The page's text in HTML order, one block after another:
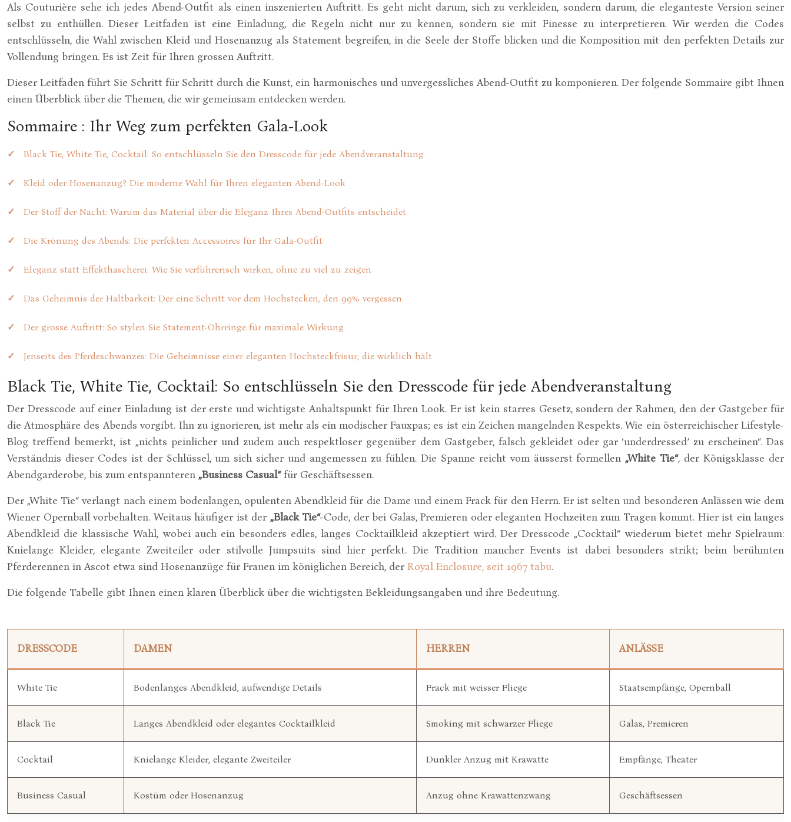
Als Couturière sehe ich jedes Abend-Outfit als einen inszenierten Auftritt. Es geht nicht darum, sich zu verkleiden, sondern darum, die eleganteste Version seiner
selbst zu enthüllen. Dieser Leitfaden ist eine Einladung, die Regeln nicht nur zu kennen, sondern sie mit Finesse zu interpretieren. Wir werden die Codes
entschlüsseln, die Wahl zwischen Kleid und Hosenanzug als Statement begreifen, in die Seele der Stoffe blicken und die Komposition mit den perfekten Details zur
Vollendung bringen. Es ist Zeit für Ihren grossen Auftritt.
Dieser Leitfaden führt Sie Schritt für Schritt durch die Kunst, ein harmonisches und unvergessliches Abend-Outfit zu komponieren. Der folgende Sommaire gibt Ihnen
einen Überblick über die Themen, die wir gemeinsam entdecken werden.
Sommaire : Ihr Weg zum perfekten Gala-Look
Black Tie, White Tie, Cocktail: So entschlüsseln Sie den Dresscode für jede Abendveranstaltung
Kleid oder Hosenanzug? Die moderne Wahl für Ihren eleganten Abend-Look
Der Stoff der Nacht: Warum das Material über die Eleganz Ihres Abend-Outfits entscheidet
Die Krönung des Abends: Die perfekten Accessoires für Ihr Gala-Outfit
Eleganz statt Effekthascherei: Wie Sie verführerisch wirken, ohne zu viel zu zeigen
Das Geheimnis der Haltbarkeit: Der eine Schritt vor dem Hochstecken, den 99% vergessen
Der grosse Auftritt: So stylen Sie Statement-Ohrringe für maximale Wirkung
Jenseits des Pferdeschwanzes: Die Geheimnisse einer eleganten Hochsteckfrisur, die wirklich hält
Black Tie, White Tie, Cocktail: So entschlüsseln Sie den Dresscode für jede Abendveranstaltung
Der Dresscode auf einer Einladung ist der erste und wichtigste Anhaltspunkt für Ihren Look. Er ist kein starres Gesetz, sondern der Rahmen, den der Gastgeber für
die Atmosphäre des Abends vorgibt. Ihn zu ignorieren, ist mehr als ein modischer Fauxpas; es ist ein Zeichen mangelnden Respekts. Wie ein österreichischer Lifestyle-
Blog treffend bemerkt, ist „nichts peinlicher und zudem auch respektloser gegenüber dem Gastgeber, falsch gekleidet oder gar ‘underdressed’ zu erscheinen“. Das
Verständnis dieser Codes ist der Schlüssel, um sich sicher und angemessen zu fühlen. Die Spanne reicht vom äusserst formellen „White Tie“, der Königsklasse der
Abendgarderobe, bis zum entspannteren „Business Casual“für Geschäftsessen.
Der „White Tie“ verlangt nach einem bodenlangen, opulenten Abendkleid für die Dame und einem Frack für den Herrn. Er ist selten und besonderen Anlässen wie dem
Wiener Opernball vorbehalten. Weitaus häufiger ist der „Black Tie“-Code, der bei Galas, Premieren oder eleganten Hochzeiten zum Tragen kommt. Hier ist ein langes
Abendkleid die klassische Wahl, wobei auch ein besonders edles, langes Cocktailkleid akzeptiert wird. Der Dresscode „Cocktail“ wiederum bietet mehr Spielraum:
Knielange Kleider, elegante Zweiteiler oder stilvolle Jumpsuits sind hier perfekt. Die Tradition mancher Events ist dabei besonders strikt; beim berühmten
Pferderennen in Ascot etwa sind Hosenanzüge für Frauen im königlichen Bereich, der Royal Enclosure, seit 1967 tabu.
Die folgende Tabelle gibt Ihnen einen klaren Überblick über die wichtigsten Bekleidungsangaben und ihre Bedeutung.
DRESSCODE DAMEN HERREN ANLÄSSE
White Tie Bodenlanges Abendkleid, aufwendige Details Frack mit weisser Fliege Staatsempfänge, Opernball
Black Tie Langes Abendkleid oder elegantes Cocktailkleid Smoking mit schwarzer Fliege Galas, Premieren
Cocktail Knielange Kleider, elegante Zweiteiler Dunkler Anzug mit Krawatte Empfänge, Theater
Business Casual Kostüm oder Hosenanzug Anzug ohne Krawattenzwang Geschäftsessen